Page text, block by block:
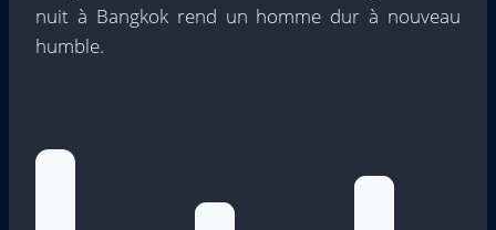
nuit à Bangkok rend un homme dur à nouveau
humble.